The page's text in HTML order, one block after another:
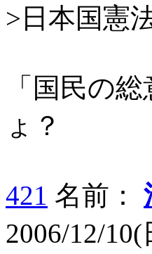
>日本国憲
「国民の
ょ？
421 名前：
2006/12/